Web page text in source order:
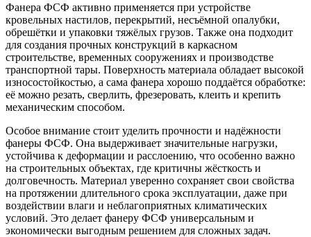
Фанера ФСФ активно применяется при устройстве
кровельных настилов, перекрытий, несъёмной опалубки,
обрешётки и упаковки тяжёлых грузов. Также она подходит
для создания прочных конструкций в каркасном
строительстве, временных сооружениях и производстве
транспортной тары. Поверхность материала обладает высокой
износостойкостью, а сама фанера хорошо поддаётся обработке:
её можно резать, сверлить, фрезеровать, клеить и крепить
механическим способом.
Особое внимание стоит уделить прочности и надёжности
фанеры ФСФ. Она выдерживает значительные нагрузки,
устойчива к деформации и расслоению, что особенно важно
на строительных объектах, где критичны жёсткость и
долговечность. Материал уверенно сохраняет свои свойства
на протяжении длительного срока эксплуатации, даже при
воздействии влаги и неблагоприятных климатических
условий. Это делает фанеру ФСФ универсальным и
экономически выгодным решением для сложных задач.